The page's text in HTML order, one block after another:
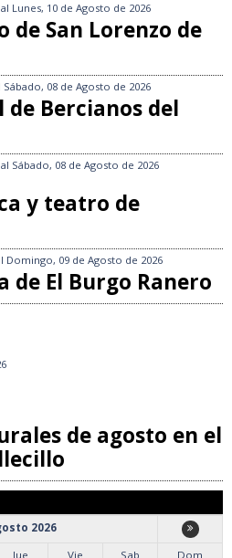
al Lunes, 10 de Agosto de 2026
de San Lorenzo de
Sábado, 08 de Agosto de 2026
Bercianos del
al Sábado, 08 de Agosto de 2026
y teatro de
Domingo, 09 de Agosto de 2026
de El Burgo Ranero
de agosto en el
2026
Jue Vie Sab
Dom